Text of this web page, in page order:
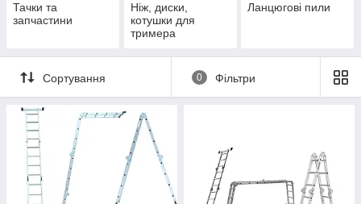
Тачки та
запчастини
Ніж, диски,
котушки для
тримера
Ланцюгові пили
Сортування 0 Фільтри